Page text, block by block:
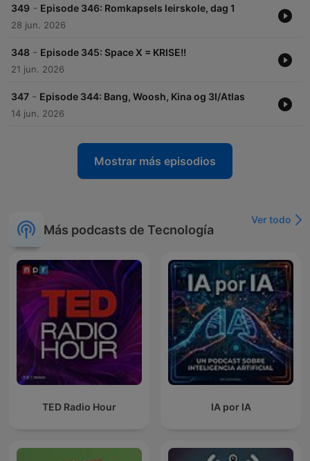
349 - Episode 346: Romkapsels leirskole, dag 1
28 jun. 2026
348 - Episode 345: Space X = KRISE!!
21 jun. 2026
347 - Episode 344: Bang, Woosh, Kina og 3I/Atlas
14 jun. 2026
Mostrar más episodios
Más podcasts de Tecnología
Ver todo
TED Radio Hour IA por IA